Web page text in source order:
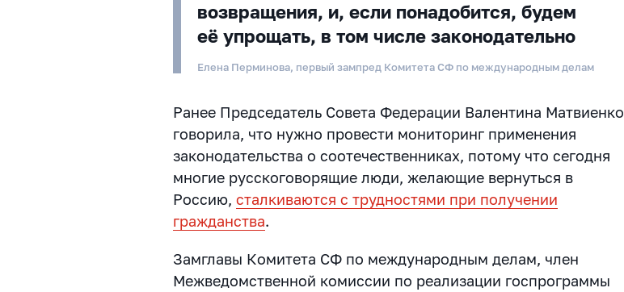
возвращения, и, если понадобится, будем
её упрощать, в том числе законодательно
Елена Перминова, первый зампред Комитета СФ по международным делам
Ранее Председатель Совета Федерации Валентина Матвиенко
говорила, что нужно провести мониторинг применения
законодательства о соотечественниках, потому что сегодня
многие русскоговорящие люди, желающие вернуться в
Россию,сталкиваются с трудностями при получении
гражданства.
Замглавы Комитета СФ по международным делам, член
Межведомственной комиссии по реализации госпрограммы